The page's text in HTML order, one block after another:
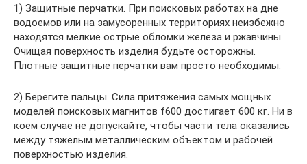
1) Защитные перчатки. При поисковых работах на дне
водоемов или на замусоренных территориях неизбежно
находятся мелкие острые обломки железа и ржавчины.
Очищая поверхность изделия будьте осторожны.
Плотные защитные перчатки вам просто необходимы.
2) Берегите пальцы. Сила притяжения самых мощных
моделей поисковых магнитов f600 достигает 600 кг. Ни в
коем случае не допускайте, чтобы части тела оказались
между тяжелым металлическим объектом и рабочей
поверхностью изделия.